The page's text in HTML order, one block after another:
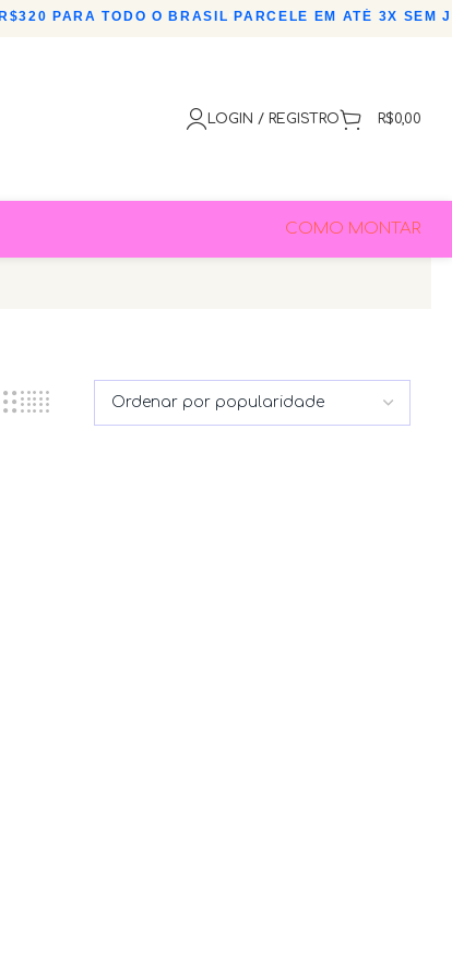
PARA TODO O BRASIL •PARCELE EM ATÉ 3X SEM
LOGIN / REGISTRO R$0,00
COMO MONTAR